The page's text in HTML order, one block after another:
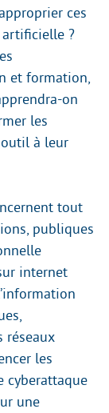
ces
artificielle ?
et formation,
on
les
outil à leur
tout
publiques
internet
réseaux
les
cyberattaque
une